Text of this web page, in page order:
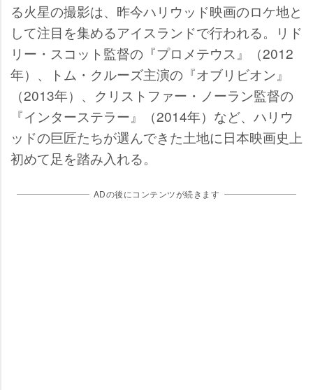
る火星の撮影は、昨今ハリウッド映画のロケ地と
して注目を集めるアイスランドで行われる。リド
リー・スコット監督の『プロメテウス』（2012
年）、トム・クルーズ主演の『オブリビオン』
（2013年）、クリストファー・ノーラン監督の
『インターステラー』（2014年）など、ハリウ
ッドの巨匠たちが選んできた土地に日本映画史上
初めて足を踏み入れる。
ADの後にコンテンツが続きます